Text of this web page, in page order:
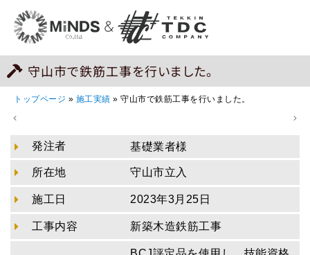
守山市で鉄筋工事を行いました。
トップページ » 施工実績 » 守山市で鉄筋工事を行いました。
発注者 基礎業者様
所在地 守山市立入
施工日 2023年3月25日
工事内容 新築木造鉄筋工事